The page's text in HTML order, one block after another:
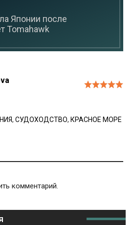
Японии после
Tomahawk
, СУДОХОДСТВО, КРАСНОЕ МОРЕ
комментарий.